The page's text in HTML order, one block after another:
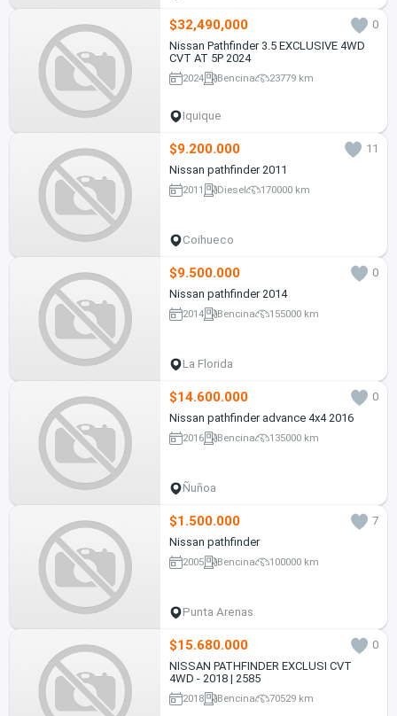
$32,490,000
0
Nissan Pathfinder 3.5 EXCLUSIVE 4WD
CVT AT 5P 2024
2024 Bencina 23779 km
Iquique
$9.200.000
11
Nissan pathfinder 2011
2011 Diesel 170000 km
Coihueco
$9.500.000
0
Nissan pathfinder 2014
2014 Bencina 155000 km
La Florida
$14.600.000
0
Nissan pathfinder advance 4x4 2016
2016 Bencina 135000 km
Ñuñoa
$1.500.000
7
Nissan pathfinder
2005 Bencina 100000 km
Punta Arenas
$15.680.000
0
NISSAN PATHFINDER EXCLUSI CVT
4WD - 2018 | 2585
2018 Bencina 70529 km